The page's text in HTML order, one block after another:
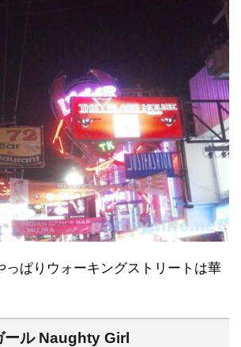
っぱりウォーキングストリートは華
ール Naughty Girl